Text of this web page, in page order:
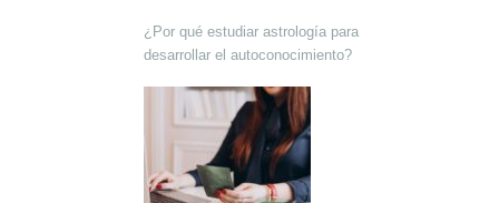
¿Por qué estudiar astrología para
desarrollar el autoconocimiento?